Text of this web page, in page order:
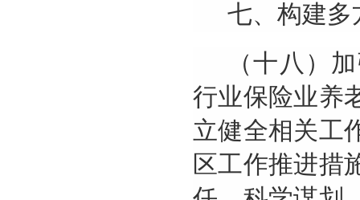
七、构建多
（十八）
行业保险业养
立健全相关工
区工作推进措